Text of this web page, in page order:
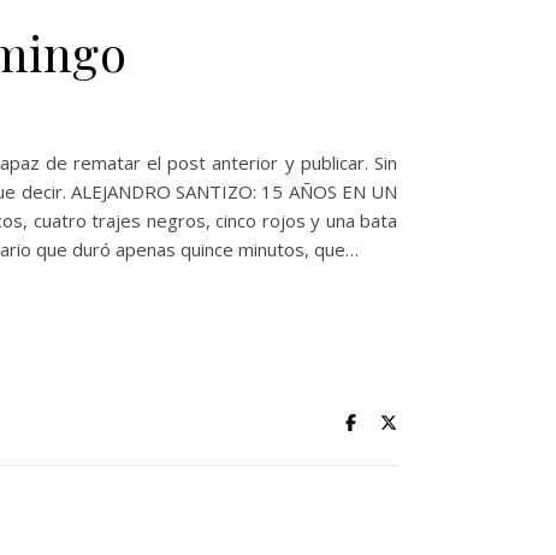
de rematar el post anterior y publicar. Sin
ALEJANDRO SANTIZO: 15 AÑOS EN UN
cuatro trajes negros, cinco rojos y una bata
que duró apenas quince minutos, que…